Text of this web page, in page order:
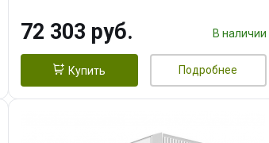
960 ГБ SSD)
72 303 руб. В наличии
Купить Подробнее